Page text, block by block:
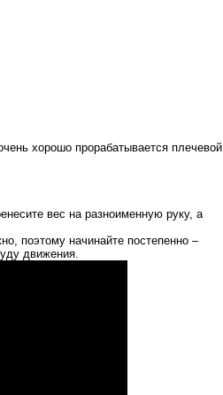
хорошо прорабатывается плечевой
вес на разноименную руку, а
поэтому начинайте постепенно –
движения.